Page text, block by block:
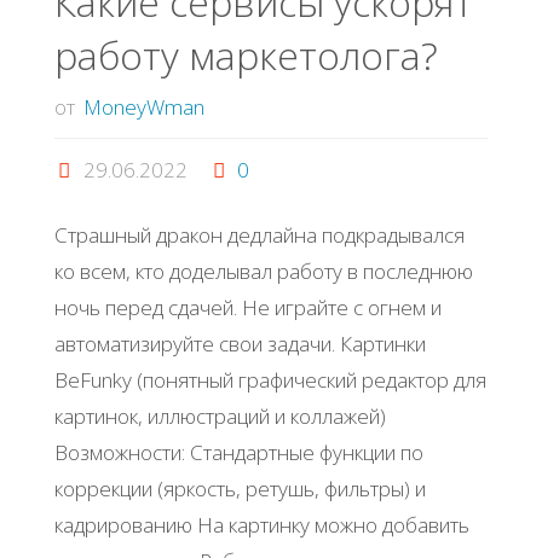
работы"
работу маркетолога?
от MoneyWman
29.06.2022 0
Страшный дракон дедлайна подкрадывался
ко всем, кто доделывал работу в последнюю
ночь перед сдачей. Не играйте с огнем и
автоматизируйте свои задачи. Картинки
BeFunky (понятный графический редактор для
картинок, иллюстраций и коллажей)
Возможности: Стандартные функции по
коррекции (яркость, ретушь, фильтры) и
кадрированию На картинку можно добавить